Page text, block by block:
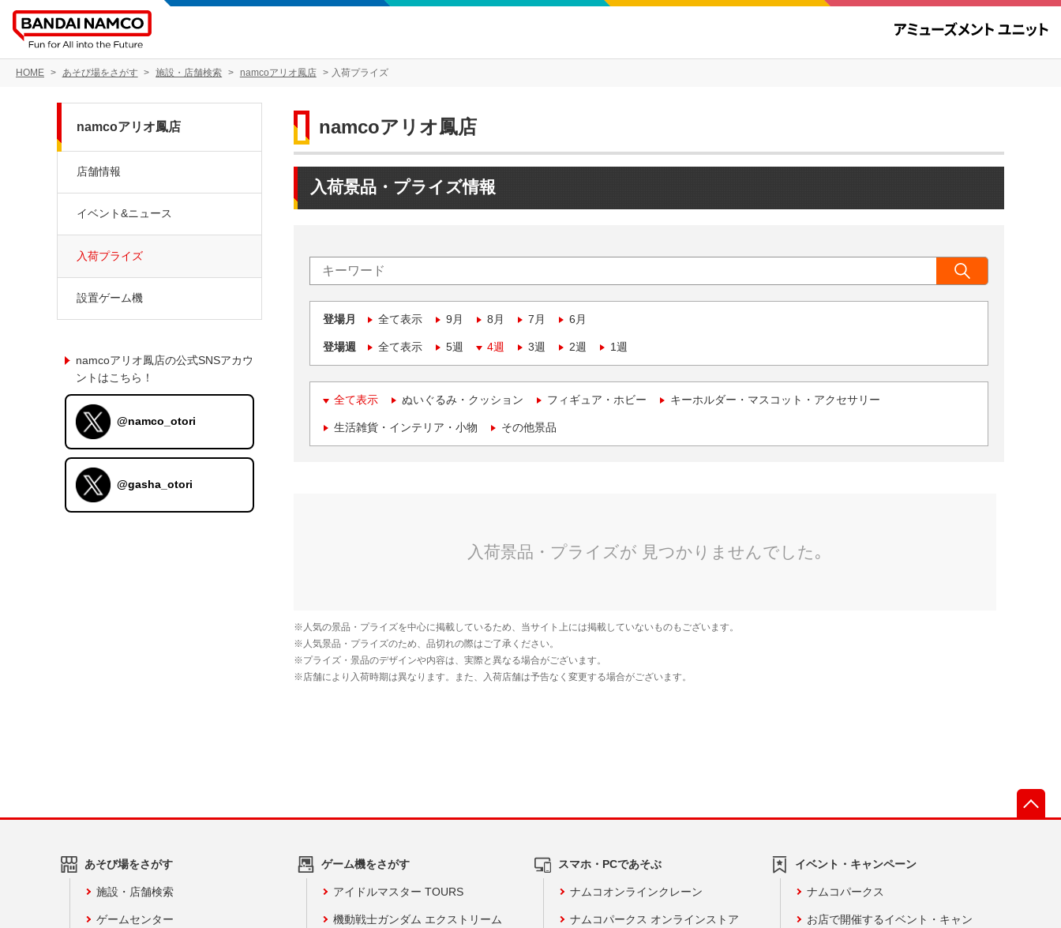
HOME あそび場をさがす 施設・店舗検索 namcoアリオ鳳店 入荷プライズ
namcoアリオ鳳店
入荷景品・プライズ情報
登場月 全て表示 9月 8月 7月 6月
登場週 全て表示 5週 4週 3週 2週 1週
全て表示 ぬいぐるみ・クッション フィギュア・ホビー キーホルダー・マスコット・アクセサリー
生活雑貨・インテリア・小物 その他景品
namcoアリオ鳳店
店舗情報
イベント&ニュース
入荷プライズ
設置ゲーム機
namcoアリオ鳳店の公式SNSアカウ
ントはこちら！
@namco_otori
@gasha_otori
あそび場をさがす
施設・店舗検索
ゲームセンター
ゲーム機をさがす
アイドルマスター TOURS
機動戦士ガンダム エクストリーム
スマホ・PCであそぶ
ナムコオンラインクレーン
ナムコパークス オンラインストア
イベント・キャンペーン
ナムコパークス
お店で開催するイベント・キャン